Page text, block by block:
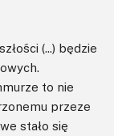
(...) będzie
to nie
przeze
stało się